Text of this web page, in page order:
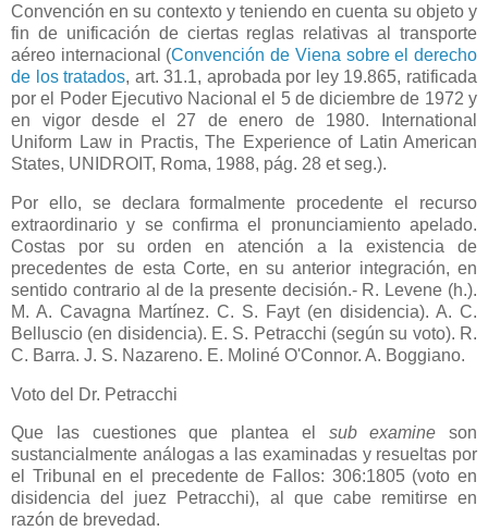
Convención en su contexto y teniendo en cuenta su objeto y
fin de unificación de ciertas reglas relativas al transporte
aéreo internacional (Convención de Viena sobre el derecho
de los tratados, art. 31.1, aprobada por ley 19.865, ratificada
por el Poder Ejecutivo Nacional el 5 de diciembre de 1972 y
en vigor desde el 27 de enero de 1980.
International
Uniform Law in Practis, The Experience of Latin American
States, UNIDROIT, Roma, 1988, pág. 28 et seg.).
Por ello, se declara formalmente procedente el recurso
extraordinario y se confirma el pronunciamiento apelado.
Costas por su orden en atención a la existencia de
precedentes de esta Corte, en su anterior integración, en
sentido contrario al de la presente decisión.- R. Levene (h.).
M. A. Cavagna Martínez. C. S. Fayt (en disidencia). A. C.
Belluscio (en disidencia). E. S. Petracchi (según su voto). R.
C. Barra. J. S. Nazareno. E. Moliné O'Connor. A. Boggiano.
Voto del Dr. Petracchi
Que las cuestiones que plantea el sub examine son
sustancialmente análogas a las examinadas y resueltas por
el Tribunal en el precedente de Fallos: 306:1805 (voto en
disidencia del juez Petracchi), al que cabe remitirse en
razón de brevedad.